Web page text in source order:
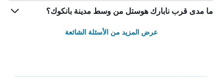
ما مدى قرب نابارك هوستل من وسط مدينة بانكوك؟
عرض المزيد من الأسئلة الشائعة